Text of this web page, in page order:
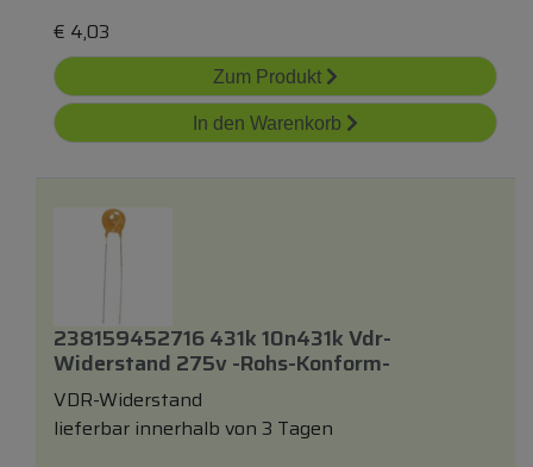
€ 4,03
Zum Produkt
In den Warenkorb
238159452716 431k 10n431k Vdr-
Widerstand 275v -rohs-Konform-
VDR-Widerstand
lieferbar innerhalb von 3 Tagen